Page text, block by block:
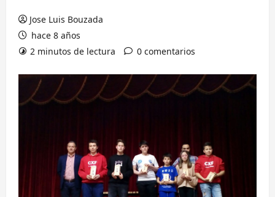
Jose Luis Bouzada
hace 8 años
2 minutos de lectura
0 comentarios